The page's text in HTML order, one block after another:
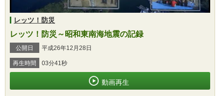
レッツ！防災
レッツ！防災～昭和東南海地震の記録
公開日 平成26年12月28日
再生時間 03分41秒
動画再生